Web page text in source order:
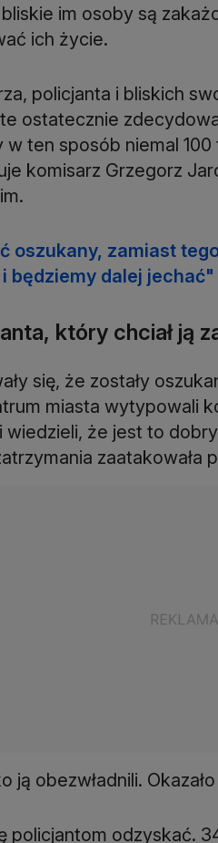
im osoby są
ich życie.
policjanta i bliskich
ostatecznie
ten sposób niemal
komisarz Grzegorz
oszukany, zamiast
będziemy dalej jechać"
który chciał ją
się, że zostały
miasta wytypowali
że jest to
zaatakowała
ją obezwładnili.
policjantom odzyskać.